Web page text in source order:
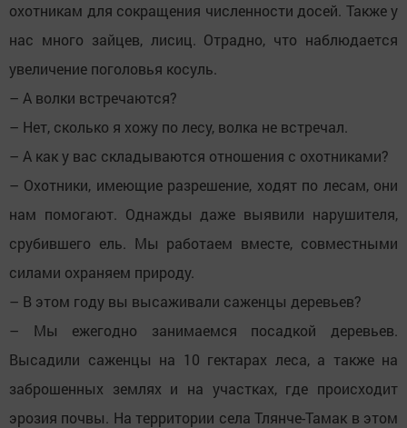
охотникам для сокращения численности досей. Также у
нас много зайцев, лисиц. Отрадно, что наблюдается
увеличение поголовья косуль.
– А волки встречаются?
– Нет, сколько я хожу по лесу, волка не встречал.
– А как у вас складываются отношения с охотниками?
– Охотники, имеющие разрешение, ходят по лесам, они
нам помогают. Однажды даже выявили нарушителя,
срубившего ель. Мы работаем вместе, совместными
силами охраняем природу.
– В этом году вы высаживали саженцы деревьев?
– Мы ежегодно занимаемся посадкой деревьев.
Высадили саженцы на 10 гектарах леса, а также на
заброшенных землях и на участках, где происходит
эрозия почвы. На территории села Тлянче-Тамак в этом